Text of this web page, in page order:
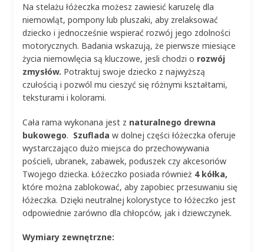
Na stelażu łóżeczka możesz zawiesić karuzelę dla
niemowląt, pompony lub pluszaki, aby zrelaksować
dziecko i jednocześnie wspierać rozwój jego zdolności
motorycznych. Badania wskazują, że pierwsze miesiące
życia niemowlęcia są kluczowe, jesli chodzi o rozwój
zmysłów. Potraktuj swoje dziecko z najwyższą
czułością i pozwól mu cieszyć się różnymi kształtami,
teksturami i kolorami.
Cała rama wykonana jest z naturalnego drewna
bukowego. Szuflada w dolnej części łóżeczka oferuje
wystarczająco dużo miejsca do przechowywania
pościeli, ubranek, zabawek, poduszek czy akcesoriów
Twojego dziecka. Łóżeczko posiada również 4 kółka,
które można zablokować, aby zapobiec przesuwaniu się
łóżeczka. Dzięki neutralnej kolorystyce to łóżeczko jest
odpowiednie zarówno dla chłopców, jak i dziewczynek.
Wymiary zewnętrzne: